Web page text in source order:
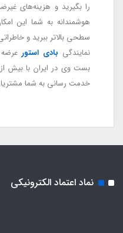
را بگیرید و هزینه‌های
هوشمندانه به شما این
سطحی بالاتر ببرید و
نمایندگی بادی استور
خدمت رسانی به شما
نماد اعتماد الکترونیکی